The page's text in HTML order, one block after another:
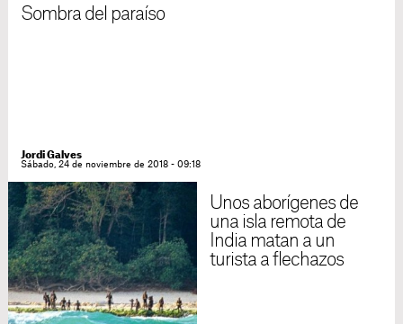
Sombra del paraíso
Jordi Galves
Sábado, 24 de noviembre de 2018 - 09:18
Unos aborígenes de
una isla remota de
India matan a un
turista a flechazos